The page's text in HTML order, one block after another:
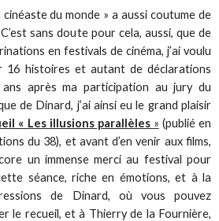
du monde » a aussi coutume de
sans doute pour cela, aussi, que de
en festivals de cinéma, j’ai voulu
16 histoires et autant de déclarations
ans après ma participation au jury du
de Dinard, j’ai ainsi eu le grand plaisir
« Les illusions parallèles » (publié en
du 38), et avant d’en venir aux films,
un immense merci au festival pour
séance, riche en émotions, et à la
de Dinard, où vous pouvez
le recueil, et à Thierry de la Fournière,